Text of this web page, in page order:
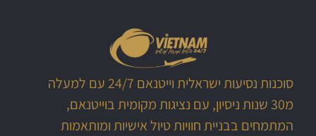
סוכנות נסיעות ישראלית וייטנאם 24/7 עם למעלה
מ30 שנות ניסיון, עם נציגות מקומית בוייטנאם,
המתמחים בבניית חוויות טיול אישיות ומותאמות